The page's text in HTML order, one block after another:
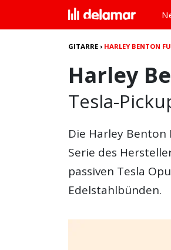
GITARRE › HARLEY BENTON
Harley
Tesla-
Die Harley Benton
Serie des
passiven Tesla
Edelstahlbünden.